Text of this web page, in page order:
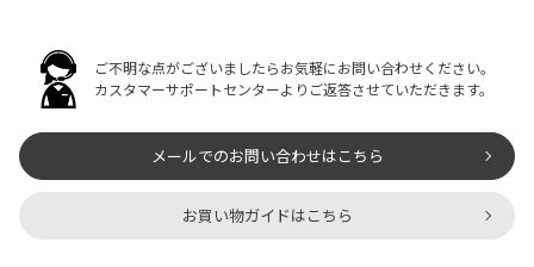
ご不明な点がございましたらお気軽にお問い合わせください。
カスタマーサポートセンターよりご返答させていただきます。
メールでのお問い合わせはこちら
お買い物ガイドはこちら